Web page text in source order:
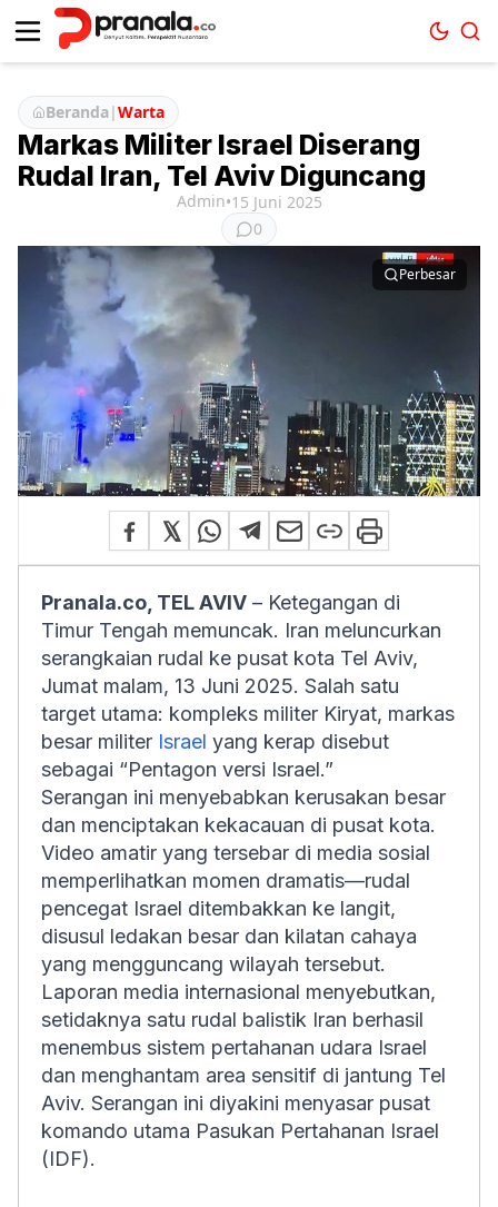
Beranda|Warta
Markas Militer Israel Diserang
Rudal Iran, Tel Aviv Diguncang
Admin•15 Juni 2025
0
Perbesar
Pranala.co, TEL AVIV – Ketegangan di
Timur Tengah memuncak. Iran meluncurkan
serangkaian rudal ke pusat kota Tel Aviv,
Jumat malam, 13 Juni 2025. Salah satu
target utama: kompleks militer Kiryat, markas
besar militer Israel yang kerap disebut
sebagai “Pentagon versi Israel.”
Serangan ini menyebabkan kerusakan besar
dan menciptakan kekacauan di pusat kota.
Video amatir yang tersebar di media sosial
memperlihatkan momen dramatis—rudal
pencegat Israel ditembakkan ke langit,
disusul ledakan besar dan kilatan cahaya
yang mengguncang wilayah tersebut.
Laporan media internasional menyebutkan,
setidaknya satu rudal balistik Iran berhasil
menembus sistem pertahanan udara Israel
dan menghantam area sensitif di jantung Tel
Aviv. Serangan ini diyakini menyasar pusat
komando utama Pasukan Pertahanan Israel
(IDF).